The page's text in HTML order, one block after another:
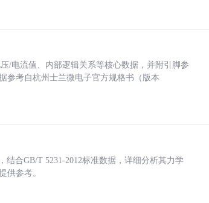
/电流值、内部逻辑关系等核心数据，并附引脚参
参考自杭州士兰微电子官方规格书（版本
合GB/T 5231-2012标准数据，详细分析其力学
供参考。